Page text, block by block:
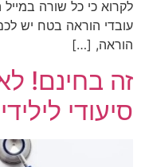
לקרוא כי כל שורה
עובדי הוראה בטח יש
הוראה, […]
זה בחינם!
סיעודי